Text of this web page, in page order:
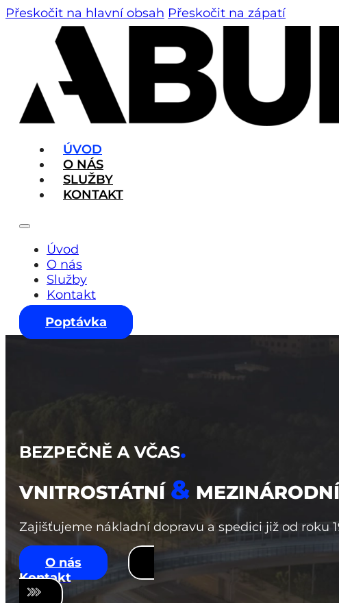
Přeskočit na hlavní obsah Přeskočit na zápatí
ÚVOD
O NÁS
SLUŽBY
KONTAKT
Úvod
O nás
Služby
Kontakt
Poptávka
BEZPEČNĚ A VČAS.
VNITROSTÁTNÍ &
Zajišťujeme nákladní dopravu a spedici již od roku
O nás
Kontakt